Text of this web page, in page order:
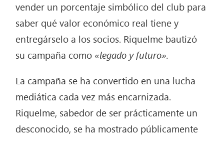
vender un porcentaje simbólico del club para
saber qué valor económico real tiene y
entregárselo a los socios. Riquelme bautizó
su campaña como «legado y futuro».
La campaña se ha convertido en una lucha
mediática cada vez más encarnizada.
Riquelme, sabedor de ser prácticamente un
desconocido, se ha mostrado públicamente